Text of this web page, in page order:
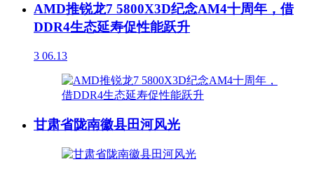
AMD推锐龙7 5800X3D纪念AM4十周年，借
DDR4生态延寿促性能跃升
3 06.13
甘肃省陇南徽县田河风光